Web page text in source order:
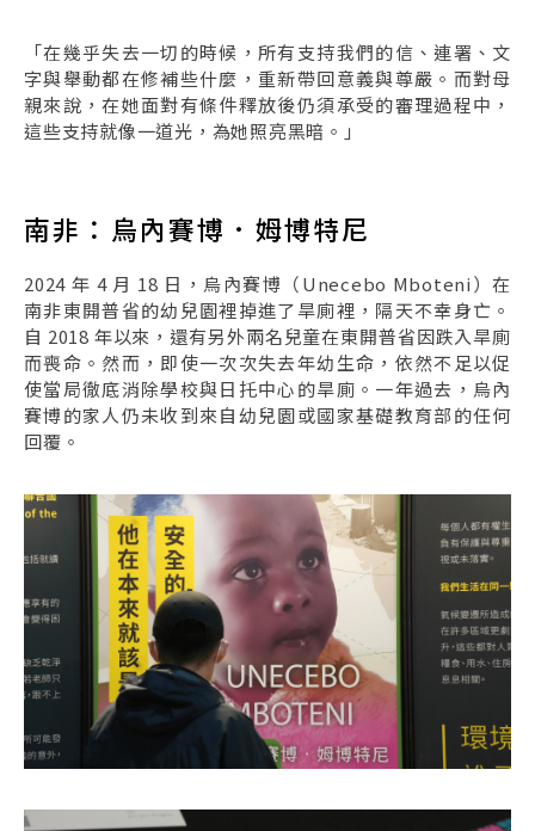
「在幾乎失去一切的時候，所有支持我們的信、連署、文
字與舉動都在修補些什麼，重新帶回意義與尊嚴。而對母
親來說，在她面對有條件釋放後仍須承受的審理過程中，
這些支持就像一道光，為她照亮黑暗。」
南非：烏內賽博．姆博特尼
2024 年 4 月 18 日，烏內賽博（Unecebo Mboteni）在
南非東開普省的幼兒園裡掉進了旱廁裡，隔天不幸身亡。
自 2018 年以來，還有另外兩名兒童在東開普省因跌入旱廁
而喪命。然而，即使一次次失去年幼生命，依然不足以促
使當局徹底消除學校與日托中心的旱廁。一年過去，烏內
賽博的家人仍未收到來自幼兒園或國家基礎教育部的任何
回覆。